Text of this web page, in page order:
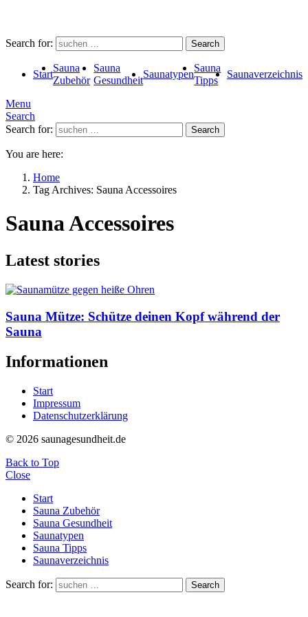
Search for: Search
Start
Sauna
Zubehör
Sauna
Gesundheit
Saunatypen
Sauna
Tipps
Saunaverzeichnis
Menu
Search
Search for:
Search
You are here:
Home
Tag Archives: Sauna Accessoires
Sauna Accessoires
Latest stories
Sauna Mütze: Schütze deinen Kopf während der
Sauna
Informationen
Start
Impressum
Datenschutzerklärung
© 2026 saunagesundheit.de
Back to Top
Close
Start
Sauna Zubehör
Sauna Gesundheit
Saunatypen
Sauna Tipps
Saunaverzeichnis
Search for: Search